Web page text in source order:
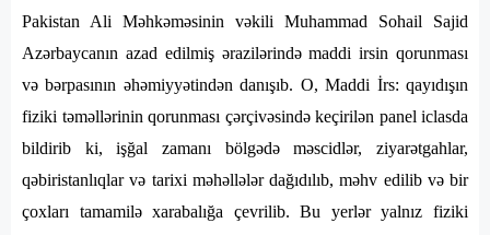
Pakistan Ali Məhkəməsinin vəkili Muhammad Sohail Sajid
Azərbaycanın azad edilmiş ərazilərində maddi irsin qorunması
və bərpasının əhəmiyyətindən danışıb. O, Maddi İrs: qayıdışın
fiziki təməllərinin qorunması çərçivəsində keçirilən panel iclasda
bildirib ki, işğal zamanı bölgədə məscidlər, ziyarətgahlar,
qəbiristanlıqlar və tarixi məhəllələr dağıdılıb, məhv edilib və bir
çoxları tamamilə xarabalığa çevrilib. Bu yerlər yalnız fiziki